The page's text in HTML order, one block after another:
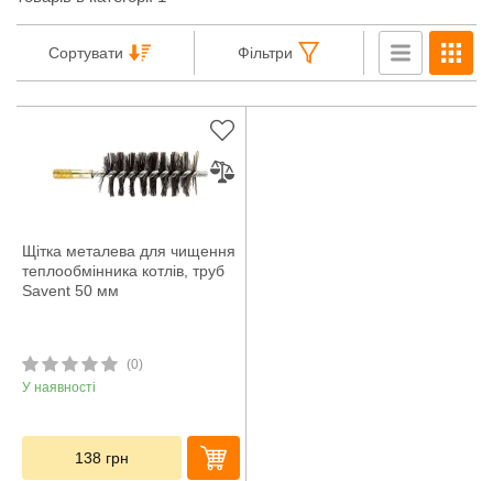
Сортувати Фільтри
Щітка металева для чищення
теплообмінника котлів, труб
Savent 50 мм
(0)
У наявності
138 грн